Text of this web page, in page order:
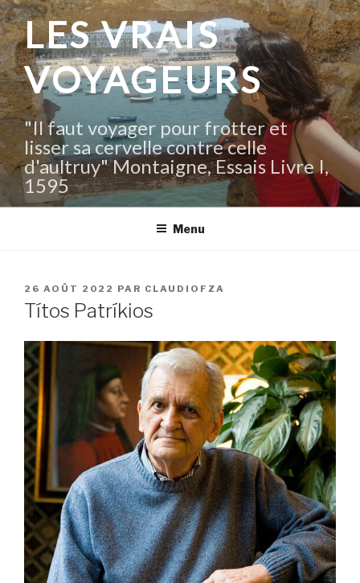
Aller
au
contenu
principal
LES VRAIS
VOYAGEURS
"Il faut voyager pour frotter et
lisser sa cervelle contre celle
d'aultruy" Montaigne, Essais Livre I,
1595
Menu
PUBLIÉ
LE
26 AOÛT 2022 PAR CLAUDIOFZA
Títos Patríkios